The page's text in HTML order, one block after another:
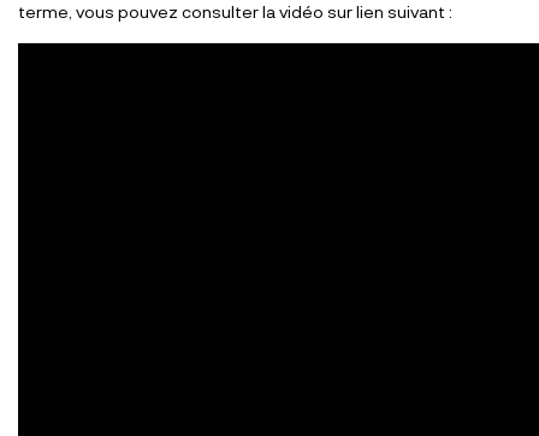
terme, vous pouvez consulter la vidéo sur lien suivant :